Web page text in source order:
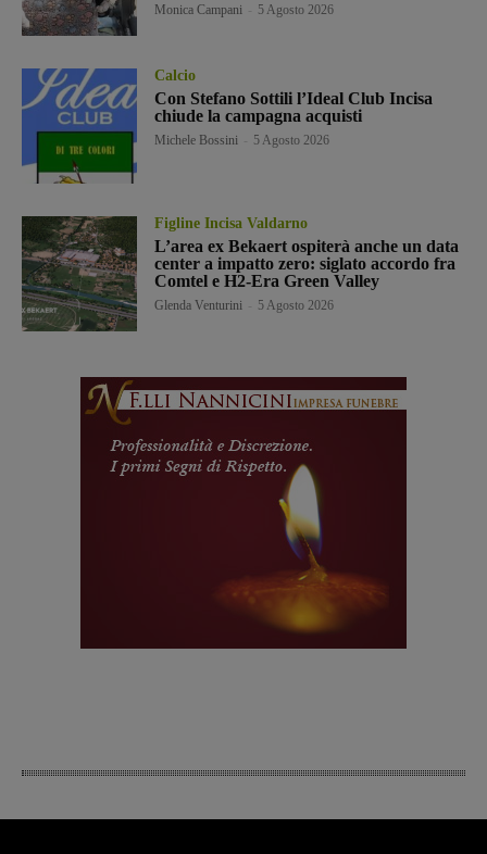
Monica Campani 5 Agosto 2026
Calcio
Con Stefano Sottili l’Ideal Club Incisa
chiude la campagna acquisti
Michele Bossini 5 Agosto 2026
Figline Incisa Valdarno
L’area ex Bekaert ospiterà anche un data
center a impatto zero: siglato accordo fra
Comtel e H2-Era Green Valley
Glenda Venturini 5 Agosto 2026